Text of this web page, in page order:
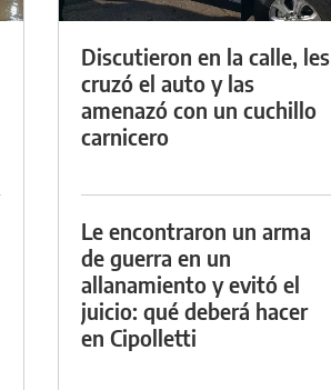
Discutieron en la calle, les
cruzó el auto y las
amenazó con un cuchillo
carnicero
Le encontraron un arma
de guerra en un
allanamiento y evitó el
juicio: qué deberá hacer
en Cipolletti